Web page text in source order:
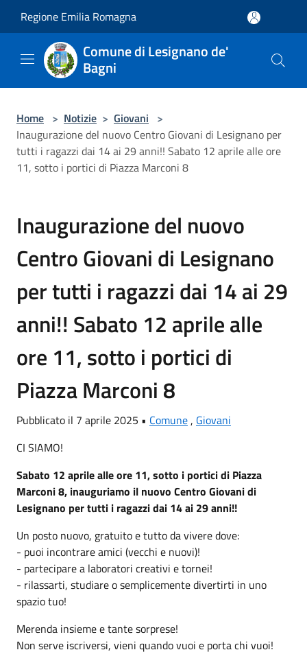
Regione Emilia Romagna
Comune di Lesignano de'
Bagni
Home > Notizie > Giovani >
Inaugurazione del nuovo Centro Giovani di Lesignano per
tutti i ragazzi dai 14 ai 29 anni!! Sabato 12 aprile alle ore
11, sotto i portici di Piazza Marconi 8
Inaugurazione del nuovo
Centro Giovani di Lesignano
per tutti i ragazzi dai 14 ai 29
anni!! Sabato 12 aprile alle
ore 11, sotto i portici di
Piazza Marconi 8
Pubblicato il 7 aprile 2025 • Comune , Giovani
CI SIAMO!
Sabato 12 aprile alle ore 11, sotto i portici di Piazza
Marconi 8, inauguriamo il nuovo Centro Giovani di
Lesignano per tutti i ragazzi dai 14 ai 29 anni!!
Un posto nuovo, gratuito e tutto da vivere dove:
- puoi incontrare amici (vecchi e nuovi)!
- partecipare a laboratori creativi e tornei!
- rilassarti, studiare o semplicemente divertirti in uno
spazio tuo!
Merenda insieme e tante sorprese!
Non serve iscriversi, vieni quando vuoi e porta chi vuoi!